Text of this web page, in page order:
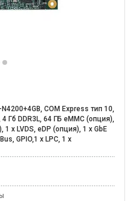
COM Express тип 10,
Гб DDR3L, 64 ГБ eMMC (опция),
1 x LVDS, eDP (опция), 1 х GbE
GPIO,1 x LPC, 1 x